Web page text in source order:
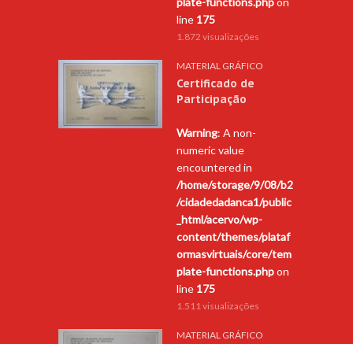
line 175
1.872 visualizações
MATERIAL GRÁFICO
Certificado de
Participação
Warning: A non-
numeric value
encountered in
/home/storage/9/08/b2
/cidadedadanca1/public
_html/acervo/wp-
content/themes/plataf
ormasvirtuais/core/tem
plate-functions.phpon
line 175
1.511 visualizações
MATERIAL GRÁFICO